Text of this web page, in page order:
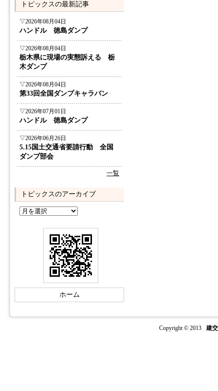
トピックスの最新記事
▽2026年08月04日
ハンドル 徳島ダンプ
▽2026年08月04日
栃木県に現場の実態訴える 栃
木ダンプ
▽2026年08月04日
第33回全国ダンプキャラバン
▽2026年07月01日
ハンドル 徳島ダンプ
▽2026年06月26日
5.15国土交通省要請行動 全国
ダンプ部会
一覧
トピックスのアーカイブ
ホーム
Copyright © 2013 建